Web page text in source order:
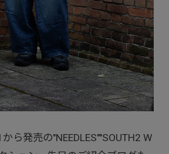
ら発売の"NEEDLES""SOUTH2 W